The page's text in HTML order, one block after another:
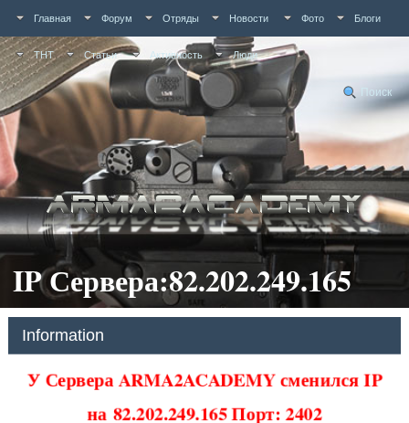
Главная Форум Отряды Новости Фото Блоги
ТНТ Статьи Активность Люди
Поиск
IP Сервера:82.202.249.165
Information
У Сервера ARMA2ACADEMY сменился IP
на 82.202.249.165 Порт: 2402